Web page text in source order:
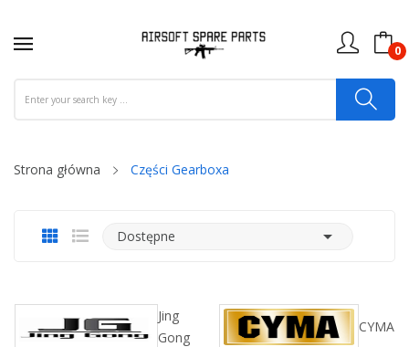
0
Strona główna Części Gearboxa
Dostępne 
Jing
Gong
CYMA